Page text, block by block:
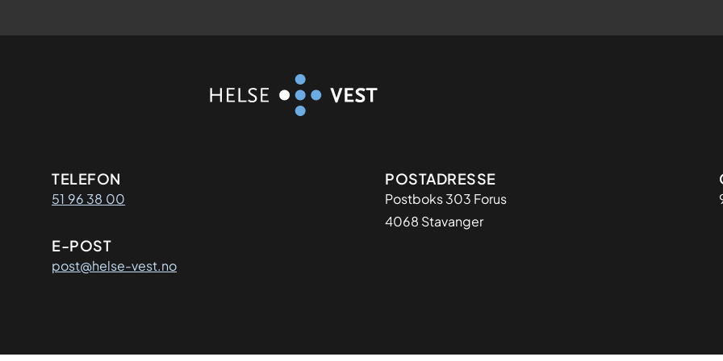
Kontaktinformasjon
TELEFON
51 96 38 00
E-POST
post@helse-vest.no
Adresse
POSTADRESSE
Postboks 303 Forus
4068 Stavanger